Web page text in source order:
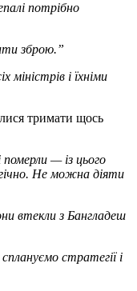
потрібно
зброю.”
і їхніми
тримати щось
— із цього
Не можна діяти
втекли з Бангладеш
стратегії і